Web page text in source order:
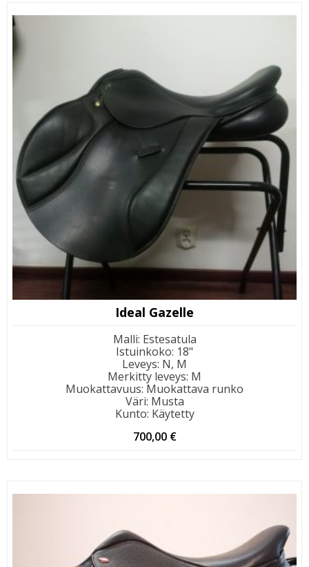
Ideal Gazelle
Malli: Estesatula
Istuinkoko: 18"
Leveys: N, M
Merkitty leveys: M
Muokattavuus: Muokattava runko
Väri: Musta
Kunto: Käytetty
700,00 €